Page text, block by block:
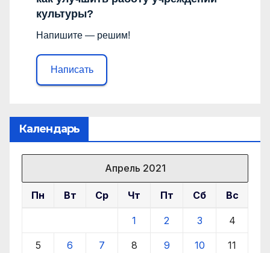
культуры?
Напишите — решим!
Написать
Календарь
Апрель 2021
Пн Вт Ср Чт Пт Сб Вс
1 2 3 4
5 6 7 8 9 10 11